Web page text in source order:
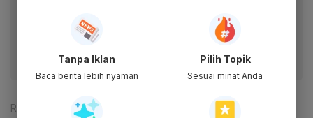
Dapatkan pengalaman membaca lebih nyaman dan nikmati
fitur menarik lainnya lewat aplikasi mobile Katadata.
Reporter:
Zahwa Madjid
Tanpa Iklan
Baca berita lebih nyaman
Pilih Topik
Sesuai minat Anda